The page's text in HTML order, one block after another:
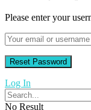
Please enter your
Log In
No Result